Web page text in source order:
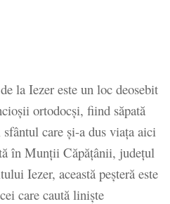
la Iezer este un loc deosebit
ortodocși, fiind săpată
care și-a dus viața aici
în Munții Căpățânii, județul
Iezer, această peșteră este
care caută liniște